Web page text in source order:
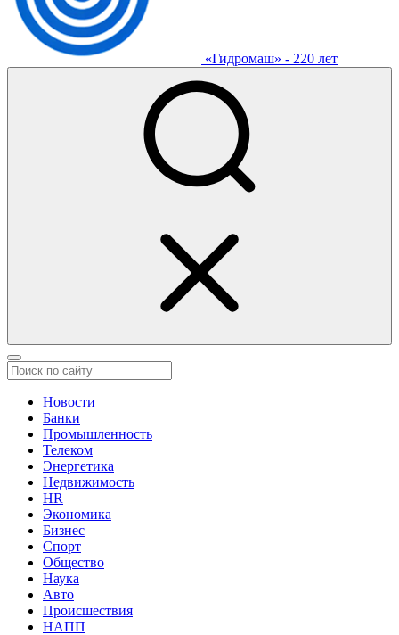
«Гидромаш» - 220 лет
Новости
Банки
Промышленность
Телеком
Энергетика
Недвижимость
HR
Экономика
Бизнес
Спорт
Общество
Наука
Авто
Происшествия
НАПП